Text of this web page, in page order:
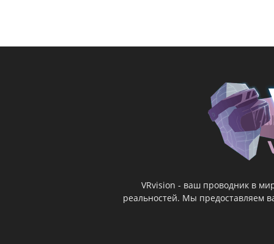
VRvision - ваш проводник в
реальностей. Мы предоставляем